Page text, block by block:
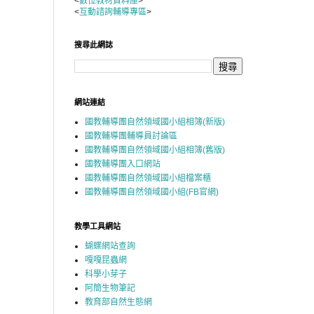
<互動諮詢輔導專區>
搜尋此網誌
網站連結
國教輔導團自然領域國小組相簿(新版)
國教輔導團輔導員討論區
國教輔導團自然領域國小組相簿(舊版)
國教輔導團入口網站
國教輔導團自然領域國小組檔案櫃
國教輔導團自然領域國小組(FB官網)
教學工具網站
蝴蝶網站查詢
嘎嘎昆蟲網
科學小芽子
阿簡生物筆記
教育部自然生態網